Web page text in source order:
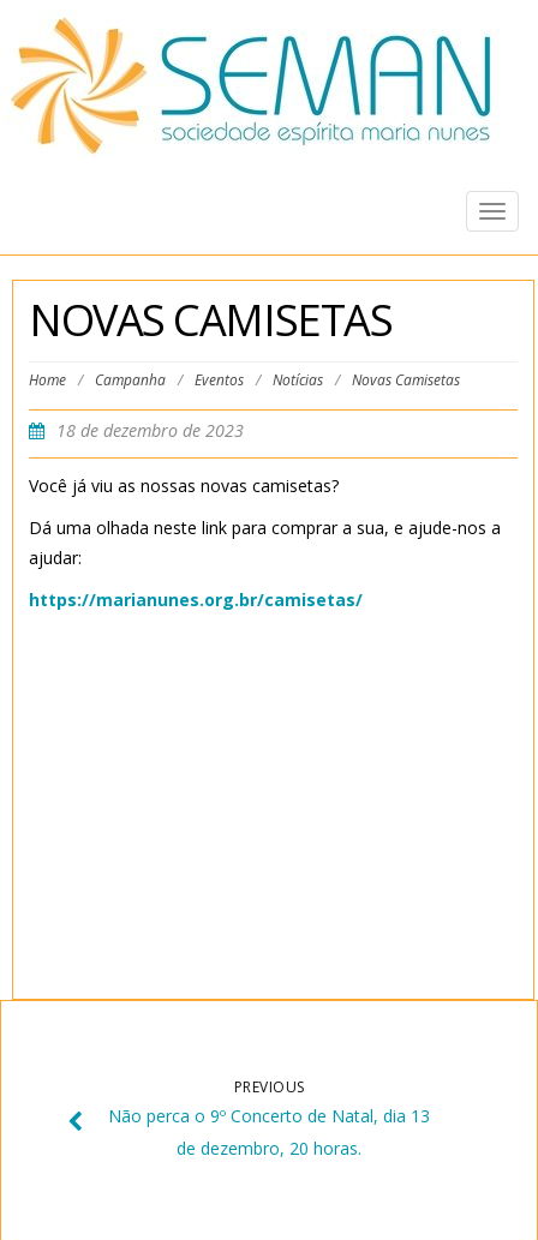
NOVAS CAMISETAS
Home / Campanha / Eventos / Notícias / Novas Camisetas
18 de dezembro de 2023
Você já viu as nossas novas camisetas?
Dá uma olhada neste link para comprar a sua, e ajude-nos a
ajudar:
https://marianunes.org.br/camisetas/
PREVIOUS
Não perca o 9º Concerto de Natal, dia 13
de dezembro, 20 horas.